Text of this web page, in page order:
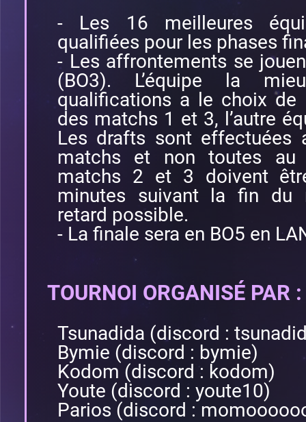
- Les 16 meilleures
qualifiées pour les phases
- Les affrontements se
(BO3). L’équipe la
qualifications a le choix
des matchs 1 et 3, l’autre
Les drafts sont
matchs et non toutes
matchs 2 et 3 doivent
minutes suivant la fin du
retard possible.
- La finale sera en BO5 en
TOURNOI ORGANISÉ PAR :
Tsunadida (discord :
Bymie (discord : bymie)
Kodom (discord : kodom)
Youte (discord : youte10)
Parios (discord :